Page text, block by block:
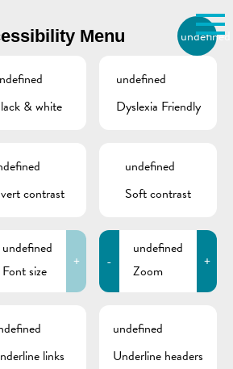
Utilisez la recherche pour
Comme par exemple des contacts, des
/ ACTUALITÉ
| Séance du
–
jour
Menu undefined
& white
undefined
Dyslexia Friendly
contrast
undefined
Soft contrast
undefined
Font size
+ -
undefined
Zoom
+
links
undefined
Underline headers